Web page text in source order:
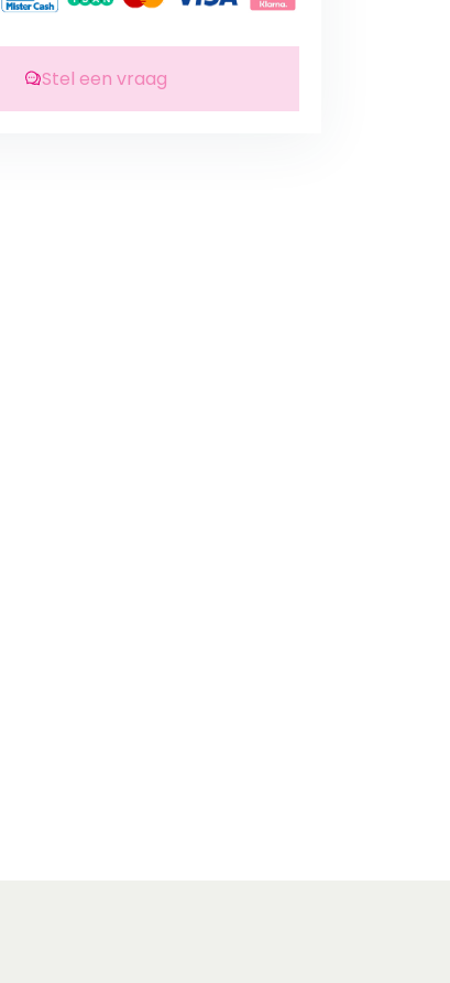
Stel een vraag